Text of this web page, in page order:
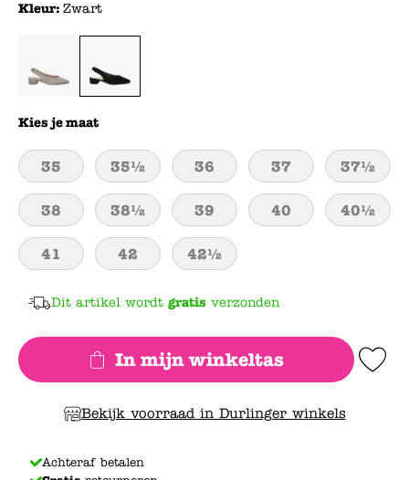
Kleur: Zwart
Kies je maat
35 35½ 36 37 37½
38 38½ 39 40 40½
41 42 42½
Dit artikel wordt gratis verzonden
In mijn winkeltas Add to
Bekijk voorraad in Durlinger winkels
Achteraf betalen